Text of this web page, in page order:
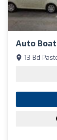
Auto
13 Bd